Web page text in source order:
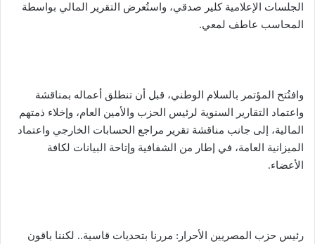
الجلسات الإعلامية كلير صدقي، واستُعرض التقرير المالي بواسطة
المحاسب عاطف لمعي.
وافتُتح المؤتمر بالسلام الوطني، قبل أن تنطلق أعماله بمناقشة
واعتماد التقارير السنوية لرئيس الحزب والأمين العام، وإخلاء ذمتهم
المالية، إلى جانب مناقشة تقرير مراجع الحسابات الخارجي واعتماد
الميزانية العامة، في إطار من الشفافية وإتاحة البيانات لكافة
الأعضاء.
رئيس حزب المصريين الأحرار: مررنا بتحديات قاسية.. لكننا باقون